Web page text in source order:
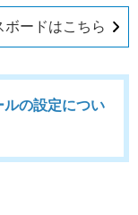
ードはこちら
ルの設定につい